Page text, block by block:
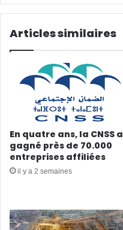
Articles similaires
En quatre ans, la CNSS a
gagné près de 70.000
entreprises affiliées
il y a 2 semaines